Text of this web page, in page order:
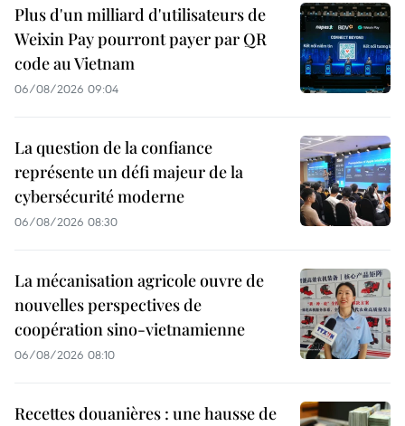
Plus d'un milliard d'utilisateurs de
Weixin Pay pourront payer par QR
code au Vietnam
06/08/2026 09:04
La question de la confiance
représente un défi majeur de la
cybersécurité moderne
06/08/2026 08:30
La mécanisation agricole ouvre de
nouvelles perspectives de
coopération sino-vietnamienne
06/08/2026 08:10
Recettes douanières : une hausse de